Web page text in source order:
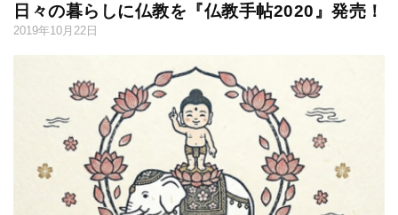
日々の暮らしに仏教を『仏教手帖2020』発売！
2019年10月22日